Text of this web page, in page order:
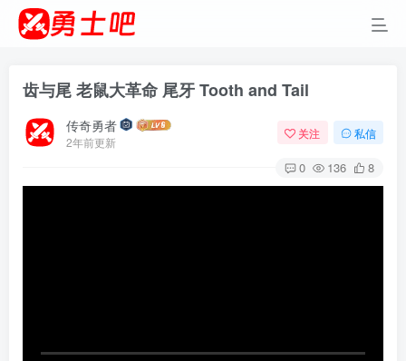
齿与尾 老鼠大革命 尾牙 Tooth and Tail
传奇勇者
2年前更新
关注 私信
0 136 8